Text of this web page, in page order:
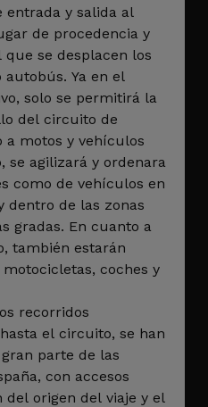
de procedencia y
se desplacen los
Ya en el
solo se permitirá la
del circuito de
a motos y vehículos
se agilizará y ordenara
como de vehículos en
dentro de las zonas
gradas. En cuanto a
también estarán
coches y
recorridos
el circuito, se han
parte de las
con accesos
origen del viaje y el